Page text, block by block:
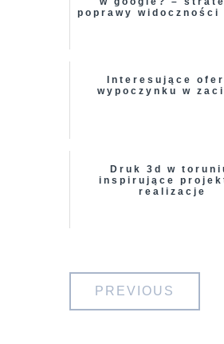
poprawy widoczności
Interesujące
wypoczynku w
Druk 3d w
inspirujące
realizacje
PREVIOUS